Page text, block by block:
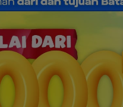
Malaysia Bakal
Jelajahi Batam dalam
Family Rally Wisata
Season 3